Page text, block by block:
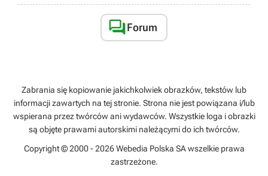
Forum
Zabrania się kopiowanie jakichkolwiek obrazków, tekstów lub
informacji zawartych na tej stronie. Strona nie jest powiązana i/lub
wspierana przez twórców ani wydawców. Wszystkie loga i obrazki
są objęte prawami autorskimi należącymi do ich twórców.
Copyright © 2000 - 2026 Webedia Polska SA wszelkie prawa
zastrzeżone.